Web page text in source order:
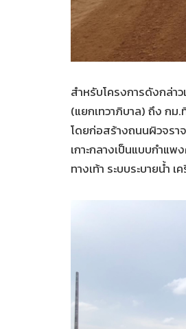
สำหรับโครงการดังกล่า
(แยกเทวาภิบาล) ถึง กม.
โดยก่อสร้างถนนผิวจรา
เกาะกลางเป็นแบบกำแ
ทางเท้า ระบบระบายน้ำ